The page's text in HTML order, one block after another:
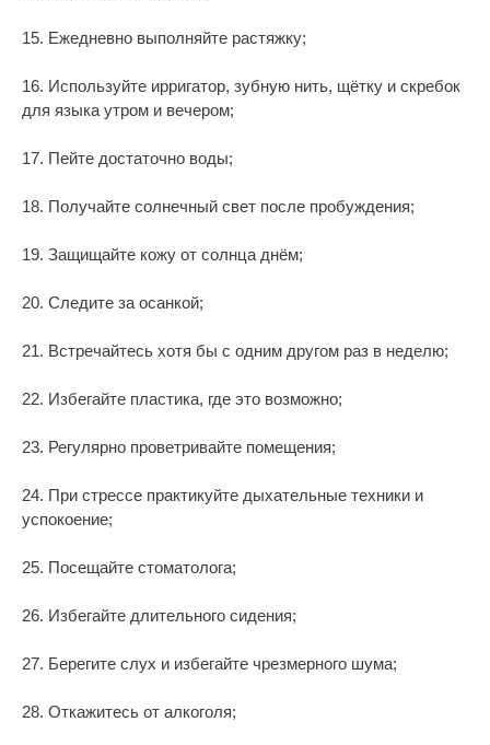
15. Ежедневно выполняйте растяжку;
16. Используйте ирригатор, зубную нить, щётку и скребок
для языка утром и вечером;
17. Пейте достаточно воды;
18. Получайте солнечный свет после пробуждения;
19. Защищайте кожу от солнца днём;
20. Следите за осанкой;
21. Встречайтесь хотя бы с одним другом раз в неделю;
22. Избегайте пластика, где это возможно;
23. Регулярно проветривайте помещения;
24. При стрессе практикуйте дыхательные техники и
успокоение;
25. Посещайте стоматолога;
26. Избегайте длительного сидения;
27. Берегите слух и избегайте чрезмерного шума;
28. Откажитесь от алкоголя;